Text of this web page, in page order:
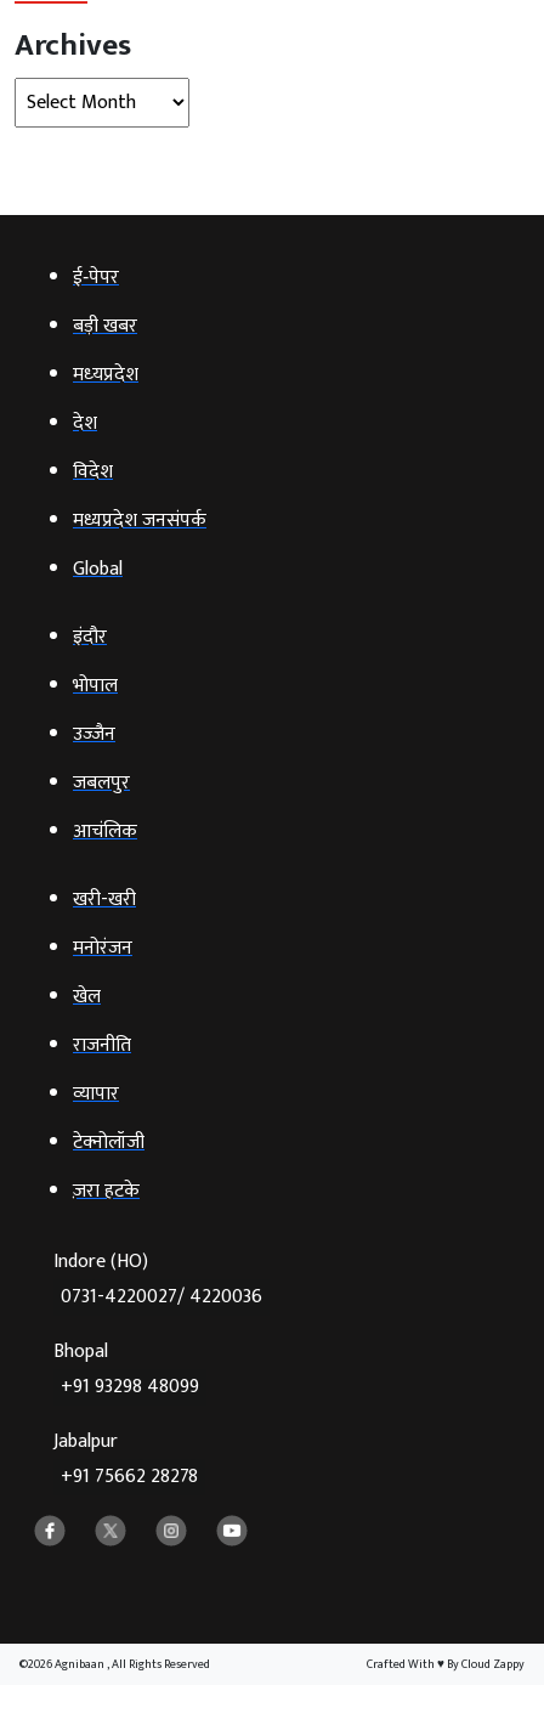
Archives
Archives
ई‑पेपर
बड़ी खबर
मध्‍यप्रदेश
देश
विदेश
मध्यप्रदेश जनसंपर्क
Global
इंदौर
भोपाल
उज्‍जैन
जबलपुर
आचंलिक
खरी-खरी
मनोरंजन
खेल
राजनीति
व्‍यापार
टेक्‍नोलॉजी
ज़रा हटके
Indore (HO)
0731-4220027/ 4220036
Bhopal
+91 93298 48099
Jabalpur
+91 75662 28278
©2026 Agnibaan , All Rights Reserved Crafted With♥By Cloud Zappy